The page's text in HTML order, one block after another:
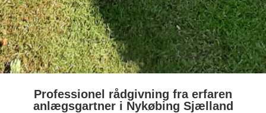
Professionel rådgivning fra erfaren
anlægsgartner i Nykøbing Sjælland